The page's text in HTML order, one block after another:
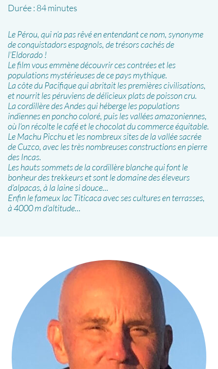
Durée : 84 minutes
Le Pérou, qui n’a pas rêvé en entendant ce nom, synonyme
de conquistadors espagnols, de trésors cachés de
l’Eldorado !
Le film vous emmène découvrir ces contrées et les
populations mystérieuses de ce pays mythique.
La côte du Pacifique qui abritait les premières civilisations,
et nourrit les péruviens de délicieux plats de poisson cru.
La cordillère des Andes qui héberge les populations
indiennes en poncho coloré, puis les vallées amazoniennes,
où l’on récolte le café et le chocolat du commerce équitable.
Le Machu Picchu et les nombreux sites de la vallée sacrée
de Cuzco, avec les très nombreuses constructions en pierre
des Incas.
Les hauts sommets de la cordillère blanche qui font le
bonheur des trekkeurs et sont le domaine des éleveurs
d’alpacas, à la laine si douce...
Enfin le fameux lac Titicaca avec ses cultures en terrasses,
à 4000 m d’altitude...